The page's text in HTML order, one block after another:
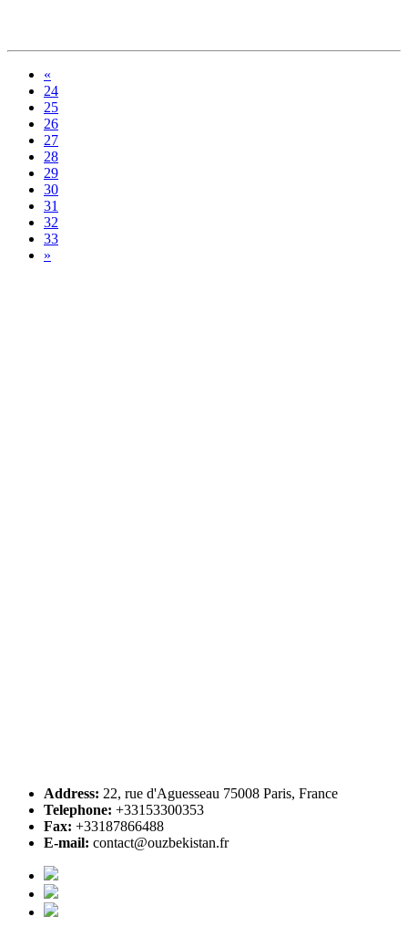
«
24
25
26
27
28
29
30
31
32
33
»
Address: 22, rue d'Aguesseau 75008 Paris, France
Telephone: +33153300353
Fax: +33187866488
E-mail: contact@ouzbekistan.fr